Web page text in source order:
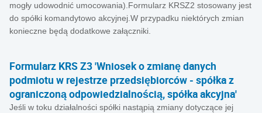
mogły udowodnić umocowania).Formularz KRSZ2 stosowany jest
do spółki komandytowo akcyjnej.W przypadku niektórych zmian
konieczne będą dodatkowe załączniki.
Formularz KRS Z3 'Wniosek o zmianę danych
podmiotu w rejestrze przedsiębiorców - spółka z
ograniczoną odpowiedzialnością, spółka akcyjna'
Jeśli w toku działalności spółki nastąpią zmiany dotyczące jej